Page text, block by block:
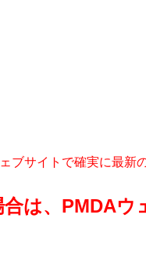
ブサイトで確実に最新
は、PMDAウ